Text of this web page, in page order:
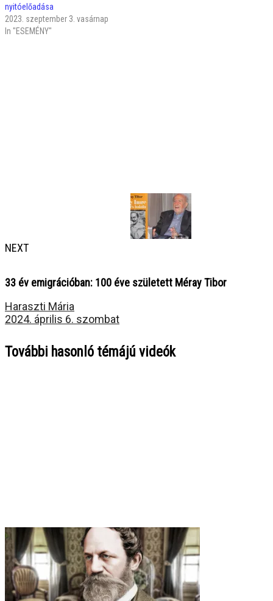
nyitóelőadása
2023. szeptember 3. vasárnap
In "ESEMÉNY"
NEXT
33 év emigrációban: 100 éve született Méray Tibor
Haraszti Mária
2024. április 6. szombat
További hasonló témájú videók